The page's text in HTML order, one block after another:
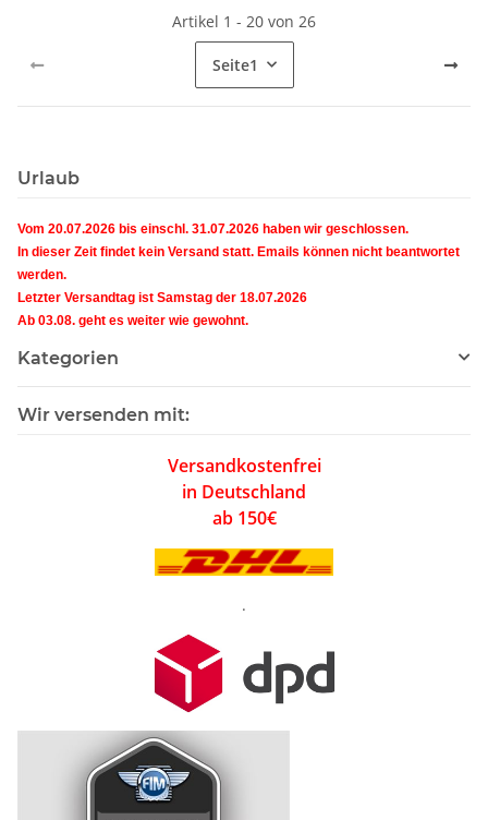
Artikel 1 - 20 von 26
Seite1
Urlaub
Vom 20.07.2026 bis einschl. 31.07.2026 haben wir geschlossen.
In dieser Zeit findet kein Versand statt. Emails können nicht beantwortet
werden.
Letzter Versandtag ist Samstag der 18.07.2026
Ab 03.08. geht es weiter wie gewohnt.
Kategorien
Wir versenden mit:
Versandkostenfrei
in Deutschland
ab 150€
.